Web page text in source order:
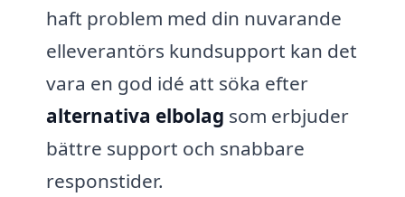
haft problem med din nuvarande
elleverantörs kundsupport kan det
vara en god idé att söka efter
alternativa elbolag som erbjuder
bättre support och snabbare
responstider.